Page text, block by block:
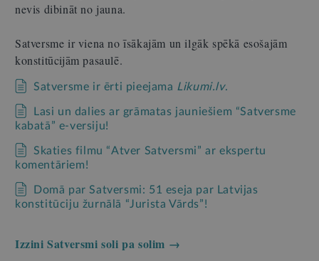
nevis dibināt no jauna.
Satversme ir viena no īsākajām un ilgāk spēkā esošajām
konstitūcijām pasaulē.
Satversme ir ērti pieejama Likumi.lv.
Lasi un dalies ar grāmatas jauniešiem “Satversme
kabatā” e-versiju!
Skaties filmu “Atver Satversmi” ar ekspertu
komentāriem!
Domā par Satversmi: 51 eseja par Latvijas
konstitūciju žurnālā “Jurista Vārds”!
Izzini Satversmi soli pa solim →